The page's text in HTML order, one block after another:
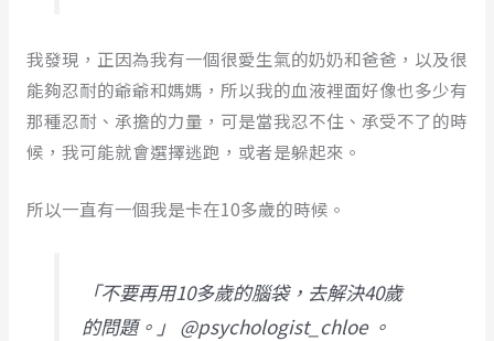
我發現，正因為我有一個很愛生氣的奶奶和爸爸，以及很
能夠忍耐的爺爺和媽媽，所以我的血液裡面好像也多少有
那種忍耐、承擔的力量，可是當我忍不住、承受不了的時
候，我可能就會選擇逃跑，或者是躲起來。
所以一直有一個我是卡在10多歲的時候。
「不要再用10多歲的腦袋，去解決40歲
的問題。」 @psychologist_chloe 。